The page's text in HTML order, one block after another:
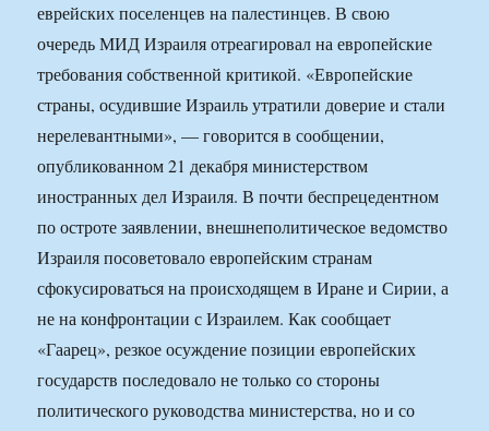
еврейских поселенцев на палестинцев. В свою
очередь МИД Израиля отреагировал на европейские
требования собственной критикой. «Европейские
страны, осудившие Израиль утратили доверие и стали
нерелевантными», — говорится в сообщении,
опубликованном 21 декабря министерством
иностранных дел Израиля. В почти беспрецедентном
по остроте заявлении, внешнеполитическое ведомство
Израиля посоветовало европейским странам
сфокусироваться на происходящем в Иране и Сирии, а
не на конфронтации с Израилем. Как сообщает
«Гаарец», резкое осуждение позиции европейских
государств последовало не только со стороны
политического руководства министерства, но и со